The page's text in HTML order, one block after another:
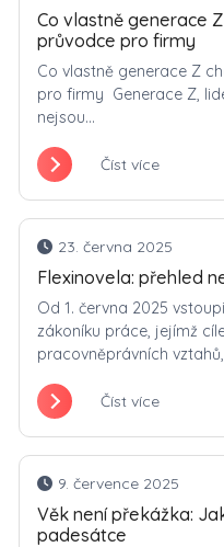
Co vlastně generace
průvodce pro firmy
Co vlastně generace Z
pro firmy Generace Z,
nejsou...
Číst více
23. června 2025
Flexinovela: přehled
Od 1. června 2025
zákoníku práce, jejímž
pracovněprávních
Číst více
9. července 2025
Věk není překážka:
padesátce